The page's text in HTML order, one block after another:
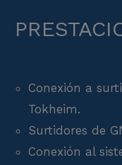
Conexión a
Tokheim.
Surtidores de
Conexión al